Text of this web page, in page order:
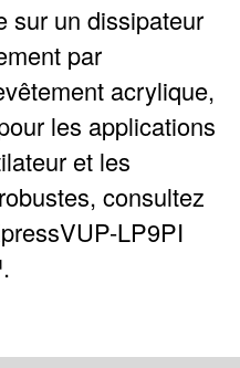
sur un dissipateur
par
acrylique,
les applications
et les
consultez
LP9PI
.